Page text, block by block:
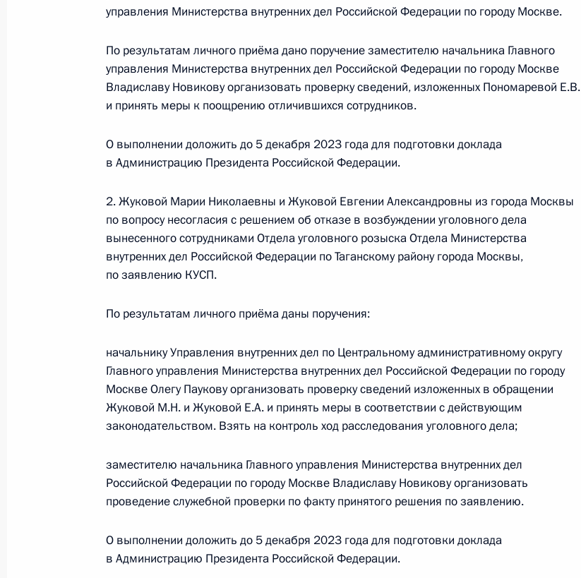
Федерации по приёму граждан в Москве 26 мая 2020 года
Продлён контроль исполнения поручения, данного по итогам личного приёма
по поручению Президента Российской Федерации начальником Управления
Президента Российской Федерации по общественным связям и коммуникациям
по приёму граждан в Москве 27 июля 2022 года
26 октября 2023 года, 18:25
в режиме видео-конференц-связи жительницы Камчатского края, проведённого
Президента Российской Федерации по межрегиональным и культурным связям
с зарубежными странами Игорем Масловым в Приёмной Президента Российской
Федерации по приёму граждан в Москве 13 апреля 2023 года
26 октября 2023 года, 18:24
О ходе исполнения поручения, данного по итогам личного приёма в режиме видео-
конференц-связи жителя Волгоградской области, проведённого по поручению
Президента Российской Федерации заместителем Руководителя Администрации
Президента Российской Федерации по приёму граждан в Москве 11 апреля
2023 года
управления Министерства внутренних дел Российской Федерации по городу Москве.
По результатам личного приёма дано поручение заместителю начальника Главного
управления Министерства внутренних дел Российской Федерации по городу Москве
Владиславу Новикову организовать проверку сведений, изложенных Пономаревой Е.В.
и принять меры к поощрению отличившихся сотрудников.
О выполнении доложить до 5 декабря 2023 года для подготовки доклада
в Администрацию Президента Российской Федерации.
2. Жуковой Марии Николаевны и Жуковой Евгении Александровны из города Москвы
по вопросу несогласия с решением об отказе в возбуждении уголовного дела
вынесенного сотрудниками Отдела уголовного розыска Отдела Министерства
внутренних дел Российской Федерации по Таганскому району города Москвы,
по заявлению КУСП.
По результатам личного приёма даны поручения:
начальнику Управления внутренних дел по Центральному административному округу
Главного управления Министерства внутренних дел Российской Федерации по городу
Москве Олегу Паукову организовать проверку сведений изложенных в обращении
Жуковой М.Н. и Жуковой Е.А. и принять меры в соответствии с действующим
законодательством. Взять на контроль ход расследования уголовного дела;
заместителю начальника Главного управления Министерства внутренних дел
Российской Федерации по городу Москве Владиславу Новикову организовать
проведение служебной проверки по факту принятого решения по заявлению.
О выполнении доложить до 5 декабря 2023 года для подготовки доклада
в Администрацию Президента Российской Федерации.